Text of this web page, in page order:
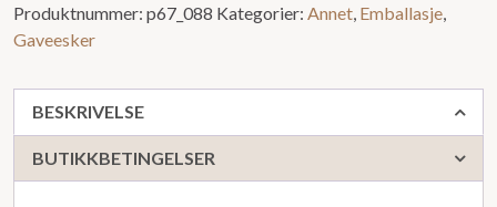
Produktnummer: p67_088 Kategorier: Annet Emballasje
Gaveesker
BESKRIVELSE
BUTIKKBETINGELSER